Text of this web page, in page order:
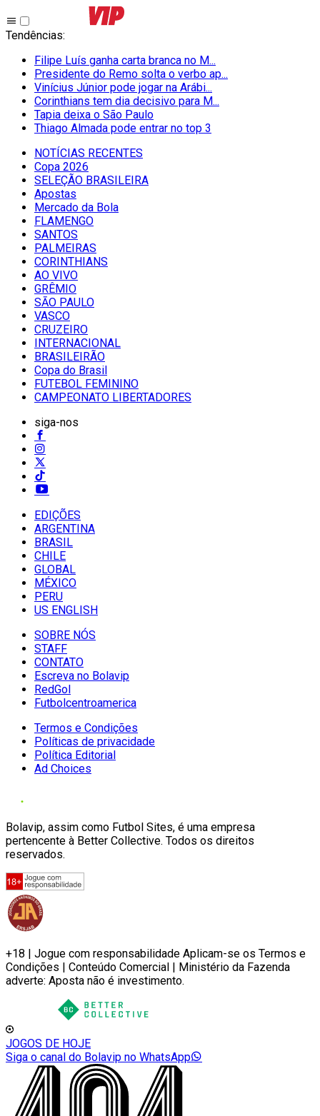
Tendências:
Filipe Luís ganha carta branca no M...
Presidente do Remo solta o verbo ap...
Vinícius Júnior pode jogar na Arábi...
Corinthians tem dia decisivo para M...
Tapia deixa o São Paulo
Thiago Almada pode entrar no top 3
NOTÍCIAS RECENTES
Copa 2026
SELEÇÃO BRASILEIRA
Apostas
Mercado da Bola
FLAMENGO
SANTOS
PALMEIRAS
CORINTHIANS
AO VIVO
GRÊMIO
SĀO PAULO
VASCO
CRUZEIRO
INTERNACIONAL
BRASILEIRÃO
Copa do Brasil
FUTEBOL FEMININO
CAMPEONATO LIBERTADORES
siga-nos
EDIÇÕES
ARGENTINA
BRASIL
CHILE
GLOBAL
MÉXICO
PERU
US ENGLISH
SOBRE NÓS
STAFF
CONTATO
Escreva no Bolavip
RedGol
Futbolcentroamerica
Termos e Condições
Políticas de privacidade
Política Editorial
Ad Choices
Bolavip, assim como Futbol Sites, é uma empresa
pertencente à Better Collective. Todos os direitos
reservados.
+18 | Jogue com responsabilidade Aplicam-se os Termos e
Condições | Conteúdo Comercial | Ministério da Fazenda
adverte: Aposta não é investimento.
JOGOS DE HOJE
Siga o canal do Bolavip no WhatsApp